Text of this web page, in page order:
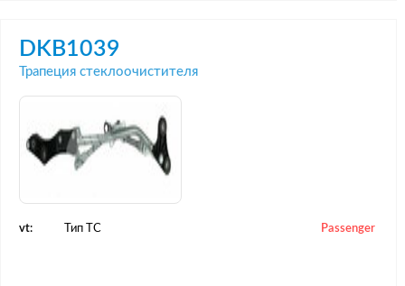
DKB1039
Трапеция стеклоочистителя
vt: Тип ТС Passenger